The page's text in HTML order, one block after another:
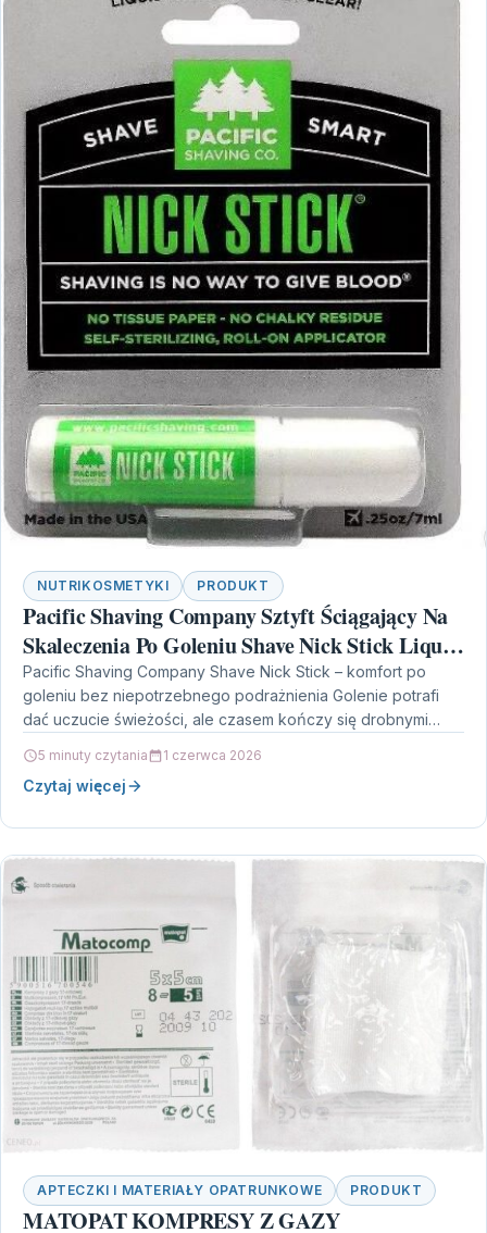
NUTRIKOSMETYKI PRODUKT
Pacific Shaving Company Sztyft Ściągający Na
Skaleczenia Po Goleniu Shave Nick Stick Liquid
Roll On 7 Ml
Pacific Shaving Company Shave Nick Stick – komfort po
goleniu bez niepotrzebnego podrażnienia Golenie potrafi
dać uczucie świeżości, ale czasem kończy się drobnymi
5 minuty czytania 1 czerwca 2026
Czytaj więcej
APTECZKI I MATERIAŁY OPATRUNKOWE PRODUKT
MATOPAT KOMPRESY Z GAZY